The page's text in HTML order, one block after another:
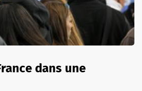
dans une